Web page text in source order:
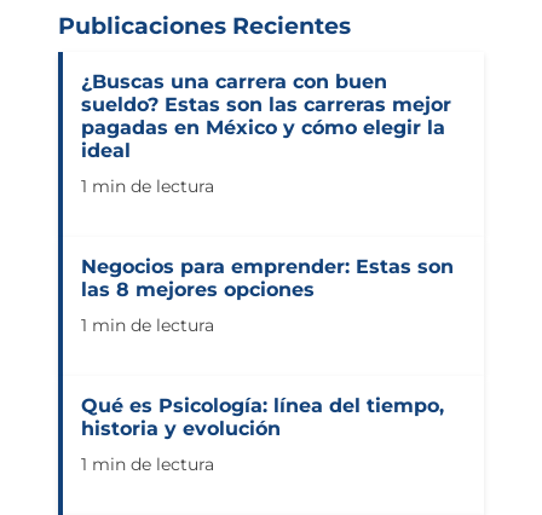
Publicaciones Recientes
¿Buscas una carrera con buen
sueldo? Estas son las carreras mejor
pagadas en México y cómo elegir la
ideal
1 min de lectura
Negocios para emprender: Estas son
las 8 mejores opciones
1 min de lectura
Qué es Psicología: línea del tiempo,
historia y evolución
1 min de lectura